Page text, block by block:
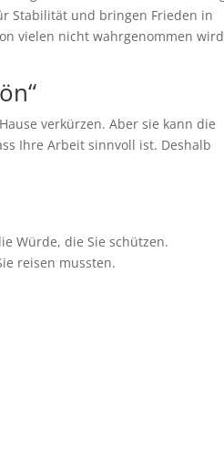
Stabilität und bringen Frieden in
vielen nicht wahrgenommen
verkürzen. Aber sie kann die
Ihre Arbeit sinnvoll ist. Deshalb
Würde, die Sie schützen.
reisen mussten.